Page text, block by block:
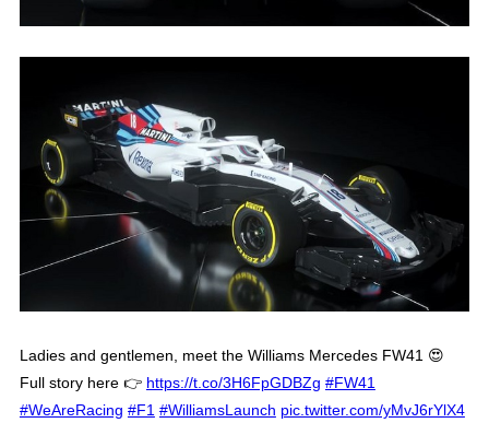
Ladies and gentlemen, meet the Williams Mercedes FW41 😍
Full story here 👉 https://t.co/3H6FpGDBZg #FW41
#WeAreRacing #F1 #WilliamsLaunch pic.twitter.com/yMvJ6rYlX4